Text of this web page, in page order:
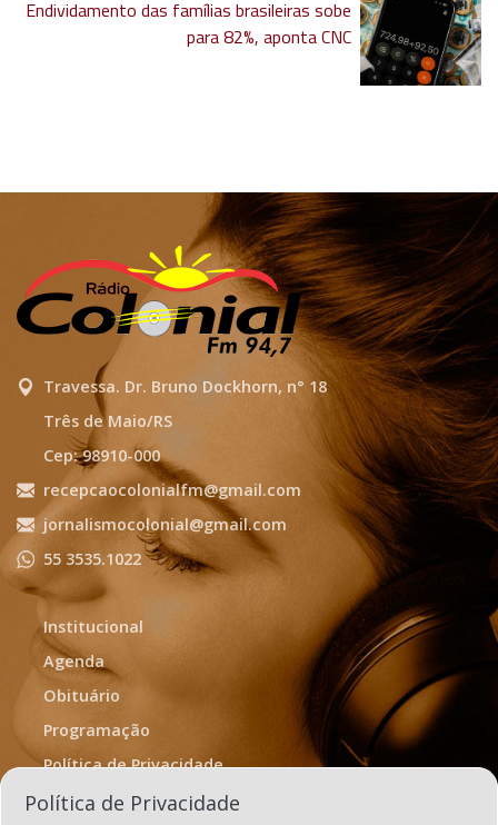
Endividamento das famílias brasileiras sobe
para 82%, aponta CNC
Travessa. Dr. Bruno Dockhorn, n° 18
Três de Maio/RS
Cep: 98910-000
recepcaocolonialfm@gmail.com
jornalismocolonial@gmail.com
55 3535.1022
Institucional
Agenda
Obituário
Programação
Política de Privacidade
Termos de Uso
Política de Privacidade